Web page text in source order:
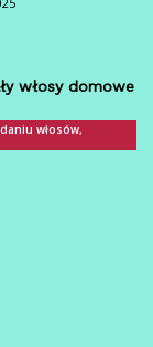
włosy domowe
włosów,